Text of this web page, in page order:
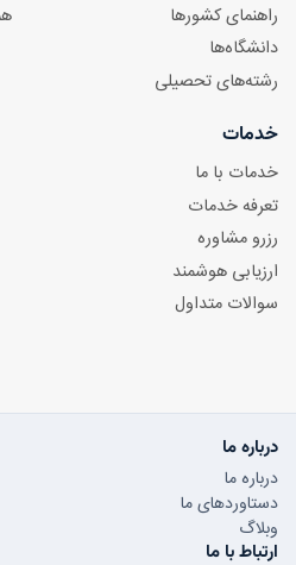
راهنمای کشورها
دانشگاه‌ها
رشته‌های تحصیلی
خدمات
خدمات با ما
تعرفه خدمات
رزرو مشاوره
ارزیابی هوشمند
سوالات متداول
درباره ما
درباره ما
دستاوردهای ما
وبلاگ
ارتباط با ما